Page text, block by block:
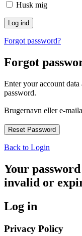
Husk mig
Forgot password?
Forgot
Enter your account
password.
Brugernavn eller e-
Back to Login
Your
invalid or
Log in
Privacy Policy